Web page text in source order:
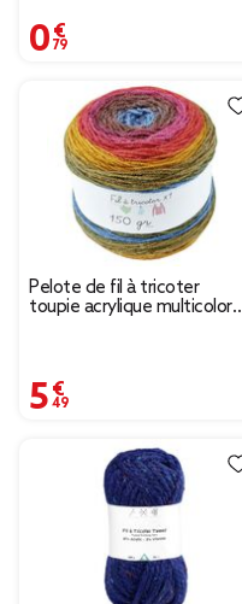
0,79 €
Pelote de fil à tricoter
toupie acrylique multicolore
5,49 €